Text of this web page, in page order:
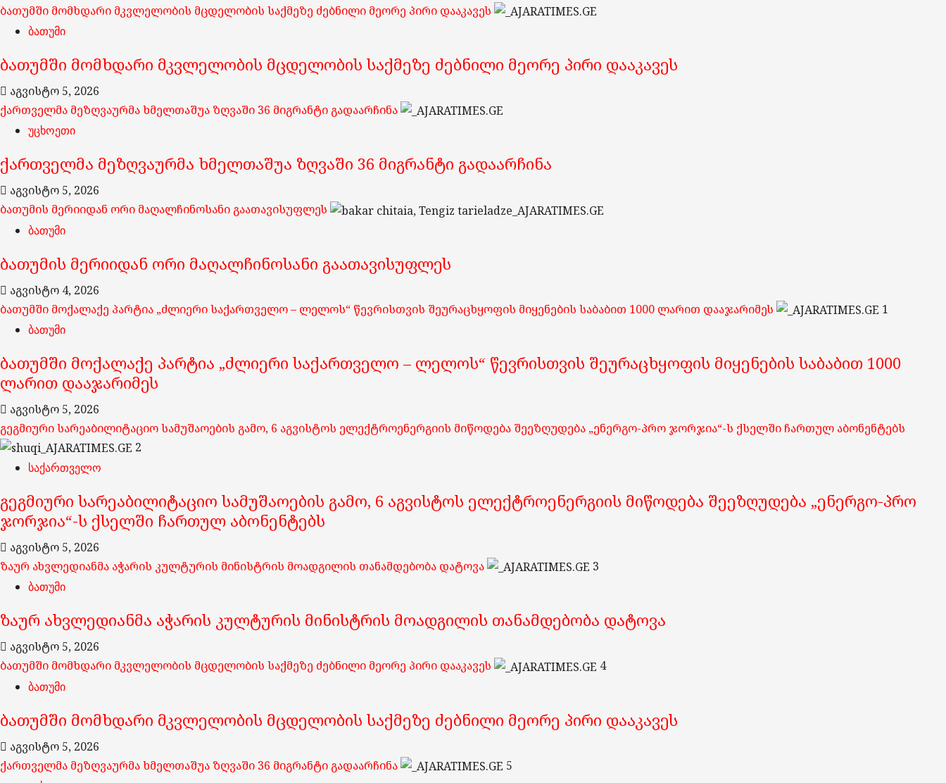
ბათუმში მომხდარი მკვლელობის მცდელობის საქმეზე ძებნილი მეორე პირი დააკავეს
ბათუმი
ბათუმში მომხდარი მკვლელობის მცდელობის საქმეზე ძებნილი მეორე პირი დააკავეს
აგვისტო 5, 2026
ქართველმა მეზღვაურმა ხმელთაშუა ზღვაში 36 მიგრანტი გადაარჩინა
უცხოეთი
ქართველმა მეზღვაურმა ხმელთაშუა ზღვაში 36 მიგრანტი გადაარჩინა
აგვისტო 5, 2026
ბათუმის მერიიდან ორი მაღალჩინოსანი გაათავისუფლეს
ბათუმი
ბათუმის მერიიდან ორი მაღალჩინოსანი გაათავისუფლეს
აგვისტო 4, 2026
ბათუმში მოქალაქე პარტია „ძლიერი საქართველო – ლელოს“ წევრისთვის შეურაცხყოფის მიყენების საბაბით 1000 ლარით დააჯარიმეს
1
ბათუმი
ბათუმში მოქალაქე პარტია „ძლიერი საქართველო – ლელოს“ წევრისთვის შეურაცხყოფის მიყენების საბაბით 1000
ლარით დააჯარიმეს
აგვისტო 5, 2026
გეგმიური სარეაბილიტაციო სამუშაოების გამო, 6 აგვისტოს ელექტროენერგიის მიწოდება შეეზღუდება „ენერგო-პრო ჯორჯია“-ს ქსელში ჩართულ აბონენტებს
2
საქართველო
გეგმიური სარეაბილიტაციო სამუშაოების გამო, 6 აგვისტოს ელექტროენერგიის მიწოდება შეეზღუდება „ენერგო-პრო
ჯორჯია“-ს ქსელში ჩართულ აბონენტებს
აგვისტო 5, 2026
ზაურ ახვლედიანმა აჭარის კულტურის მინისტრის მოადგილის თანამდებობა დატოვა
3
ბათუმი
ზაურ ახვლედიანმა აჭარის კულტურის მინისტრის მოადგილის თანამდებობა დატოვა
აგვისტო 5, 2026
ბათუმში მომხდარი მკვლელობის მცდელობის საქმეზე ძებნილი მეორე პირი დააკავეს
4
ბათუმი
ბათუმში მომხდარი მკვლელობის მცდელობის საქმეზე ძებნილი მეორე პირი დააკავეს
აგვისტო 5, 2026
ქართველმა მეზღვაურმა ხმელთაშუა ზღვაში 36 მიგრანტი გადაარჩინა
5